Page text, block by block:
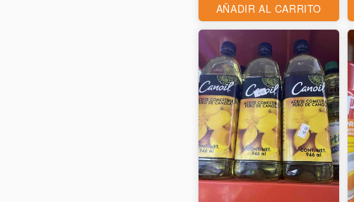
AÑADIR AL CARRITO